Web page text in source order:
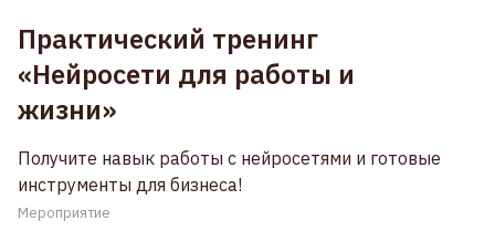
Практический тренинг
«Нейросети для работы и
жизни»
Получите навык работы с нейросетями и готовые
инструменты для бизнеса!
Мероприятие